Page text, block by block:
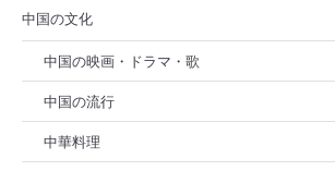
中国の文化
中国の映画・ドラマ・歌
中国の流行
中華料理